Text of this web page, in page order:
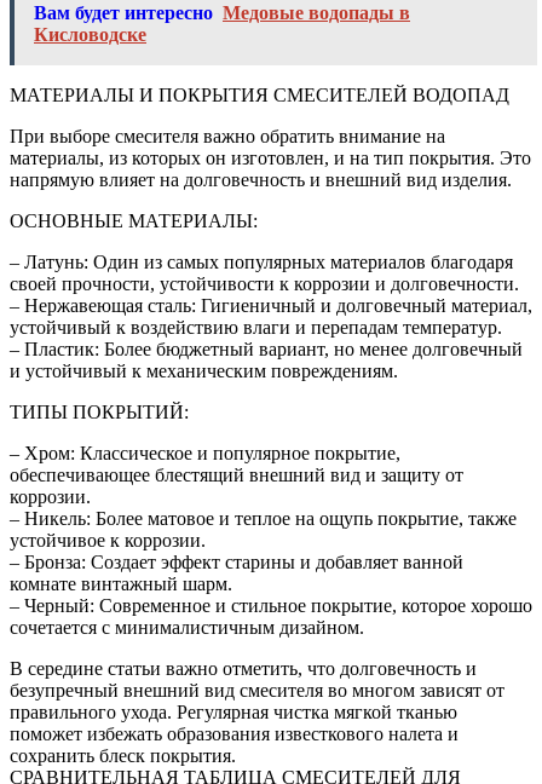
Вам будет интересно Медовые водопады в
Кисловодске
МАТЕРИАЛЫ И ПОКРЫТИЯ СМЕСИТЕЛЕЙ ВОДОПАД
При выборе смесителя важно обратить внимание на
материалы, из которых он изготовлен, и на тип покрытия. Это
напрямую влияет на долговечность и внешний вид изделия.
ОСНОВНЫЕ МАТЕРИАЛЫ:
– Латунь: Один из самых популярных материалов благодаря
своей прочности, устойчивости к коррозии и долговечности.
– Нержавеющая сталь: Гигиеничный и долговечный материал,
устойчивый к воздействию влаги и перепадам температур.
– Пластик: Более бюджетный вариант, но менее долговечный
и устойчивый к механическим повреждениям.
ТИПЫ ПОКРЫТИЙ:
– Хром: Классическое и популярное покрытие,
обеспечивающее блестящий внешний вид и защиту от
коррозии.
– Никель: Более матовое и теплое на ощупь покрытие, также
устойчивое к коррозии.
– Бронза: Создает эффект старины и добавляет ванной
комнате винтажный шарм.
– Черный: Современное и стильное покрытие, которое хорошо
сочетается с минималистичным дизайном.
В середине статьи важно отметить, что долговечность и
безупречный внешний вид смесителя во многом зависят от
правильного ухода. Регулярная чистка мягкой тканью
поможет избежать образования известкового налета и
сохранить блеск покрытия.
СРАВНИТЕЛЬНАЯ ТАБЛИЦА СМЕСИТЕЛЕЙ ДЛЯ